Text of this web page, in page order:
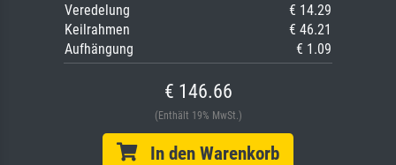
Veredelung
€ 14.29
Keilrahmen
€ 46.21
Aufhängung
€ 1.09
€ 146.66
(Enthält 19% MwSt.)
In den Warenkorb